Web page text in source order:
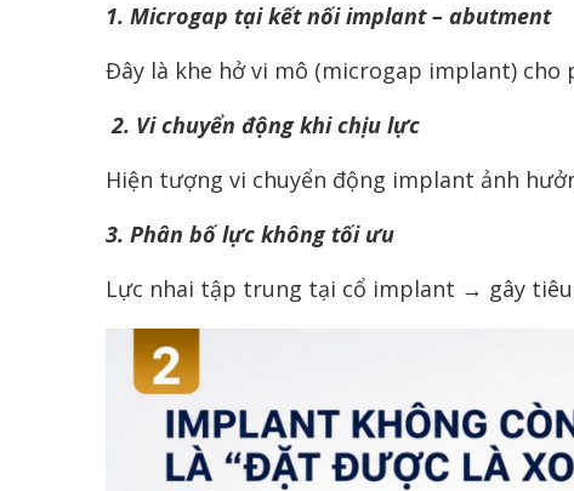
1. Microgap tại kết nối implant – abutment
Đây là khe hở vi mô (microgap implant)
2. Vi chuyển động khi chịu lực
Hiện tượng vi chuyển động implant ảnh
3. Phân bố lực không tối ưu
Lực nhai tập trung tại cổ implant → gây